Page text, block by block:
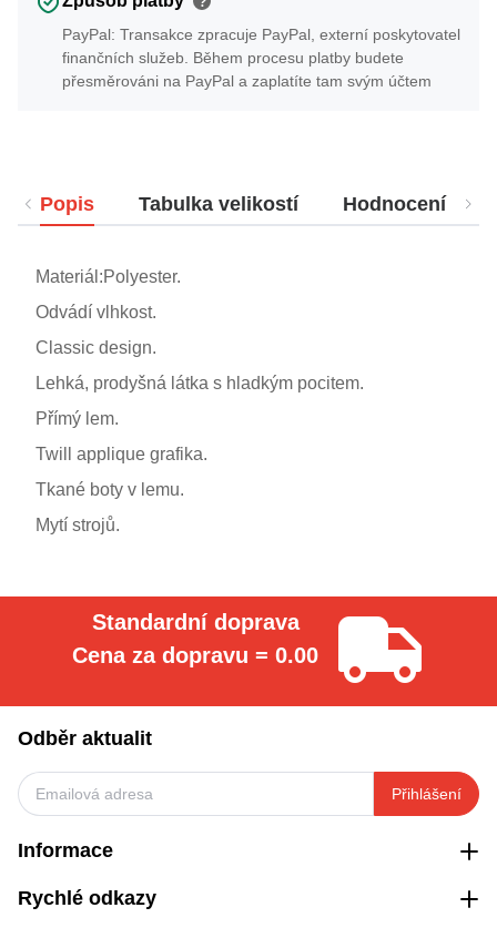
PayPal: Transakce zpracuje PayPal, externí poskytovatel
finančních služeb. Během procesu platby budete
přesměrováni na PayPal a zaplatíte tam svým účtem
Popis Tabulka velikostí Hodnocení
Materiál:Polyester.
Odvádí vlhkost.
Classic design.
Lehká, prodyšná látka s hladkým pocitem.
Přímý lem.
Twill applique grafika.
Tkané boty v lemu.
Mytí strojů.
Standardní doprava
Cena za dopravu = 0.00
Odběr aktualit
Přihlášení
Informace
Rychlé odkazy